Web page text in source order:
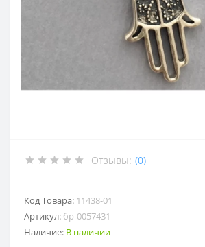
Отзывы: (0)
Код Товара: 11438-01
Артикул: бр-0057431
Наличие: В наличии